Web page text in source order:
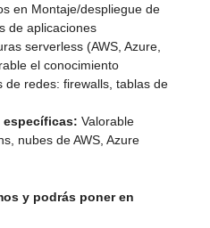
en Montaje/despliegue de
de aplicaciones
serverless (AWS, Azure,
el conocimiento
de redes: firewalls, tablas de
específicas: Valorable
nubes de AWS, Azure
y podrás poner en